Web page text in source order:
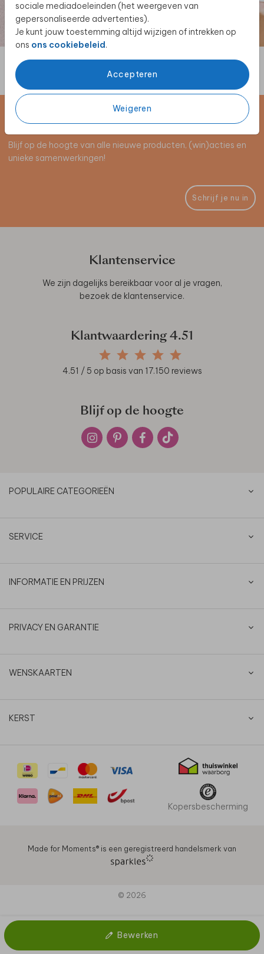
sociale mediadoeleinden (het weergeven van
gepersonaliseerde advertenties).
Je kunt jouw toestemming altijd wijzigen of intrekken op
ons ons cookiebeleid.
Accepteren
Weigeren
GETUIGENKAART
Bewerken
Schrijf je in voor de nieuwsbrief
Blijf op de hoogte van alle nieuwe producten, (win)acties en
unieke samenwerkingen!
Schrijf je nu in
Klantenservice
We zijn dagelijks bereikbaar voor al je vragen,
bezoek de klantenservice.
Klantwaardering 4.51
4.51 / 5 op basis van 17.150 reviews
Blijf op de hoogte
POPULAIRE CATEGORIEËN
SERVICE
INFORMATIE EN PRIJZEN
PRIVACY EN GARANTIE
WENSKAARTEN
KERST
Kopersbescherming
Made for Moments®️ is een geregistreerd handelsmerk van
© 2026